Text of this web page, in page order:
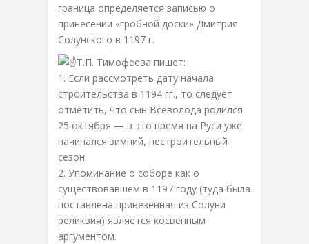
граница определяется записью о
принесении «гробной доски» Дмитрия
Солунского в 1197 г.
Т.П. Тимофеева пишет:
1. Если рассмотреть дату начала
строительства в 1194 гг., то следует
отметить, что сын Всеволода родился
25 октября — в это время на Руси уже
начинался зимний, нестроительный
сезон.
2. Упоминание о соборе как о
существовавшем в 1197 году (туда была
поставлена привезенная из Солуни
реликвия) является косвенным
аргументом.